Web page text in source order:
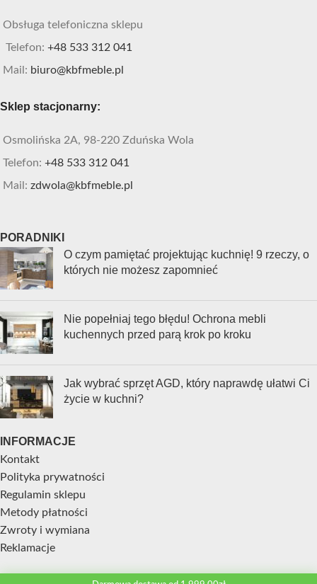
Obsługa telefoniczna sklepu
Telefon: +48 533 312 041
Mail: biuro@kbfmeble.pl
Sklep stacjonarny:
Osmolińska 2A, 98-220 Zduńska Wola
Telefon: +48 533 312 041
Mail: zdwola@kbfmeble.pl
PORADNIKI
O czym pamiętać projektując kuchnię! 9 rzeczy, o
których nie możesz zapomnieć
Nie popełniaj tego błędu! Ochrona mebli
kuchennych przed parą krok po kroku
Jak wybrać sprzęt AGD, który naprawdę ułatwi Ci
życie w kuchni?
INFORMACJE
Kontakt
Polityka prywatności
Regulamin sklepu
Metody płatności
Zwroty i wymiana
Reklamacje
STREFA KLIENTA